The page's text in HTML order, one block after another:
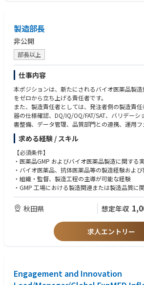
usiness information.
・新工場、新試運転室、または新規試験設備立上
・試験法移管、分析法バリデーション、分析技術
・PMDA、FDA などの他国規制当局による GMP
・理化学試験、生化学試験、微生物試験、無菌試
験、環境モニタリング等に関する知見または実務
・外部委託試験機関の選定、管理、監査経験
・LIMS、電子記録、試験データ管理、CSV、デー
る知識または実務経験
・英語による技術文書・品質文書の読解、海外技
ニケーション経験
・海外パートナーとの品質管理・技術移管プロ
製造部長
非公開
部長以上
仕事内容
本ポジションは、新たにされるバイオ医薬品製
をゼロから立ち上げる責任者です。
また、製造責任者としては、発注者側の製造責
器の仕様確認、DQ/IQ/OQ/FAT/SAT、バリデーシ
書整備、データ管理、品質部門との連携、運用
ていく役割です。
求める経験 / スキル
【必須条件】
・医薬品GMP およびバイオ医薬品製造に関する
・バイオ医薬品、抗体医薬品等の製造経験およ
・組織・監督、製造工程の主導が可能な経験
・GMP 工場における製造関連または製造品質に
・製造設備・機器、製造プロセス、製造文書、
本的な理解
・複数の社外関係者（設計会社、施工会社、設
ト、技術供与等）との調整・折衝が可能な経験
・製造部門または製造関連チームにおけるピープ
・現場で発生する課題を整理し、関係者を巻き込
・技術移管、プロセスパラメータ設計、洗浄バ
秋田県 想定年収
求人エントリー
Engagement and Innovation